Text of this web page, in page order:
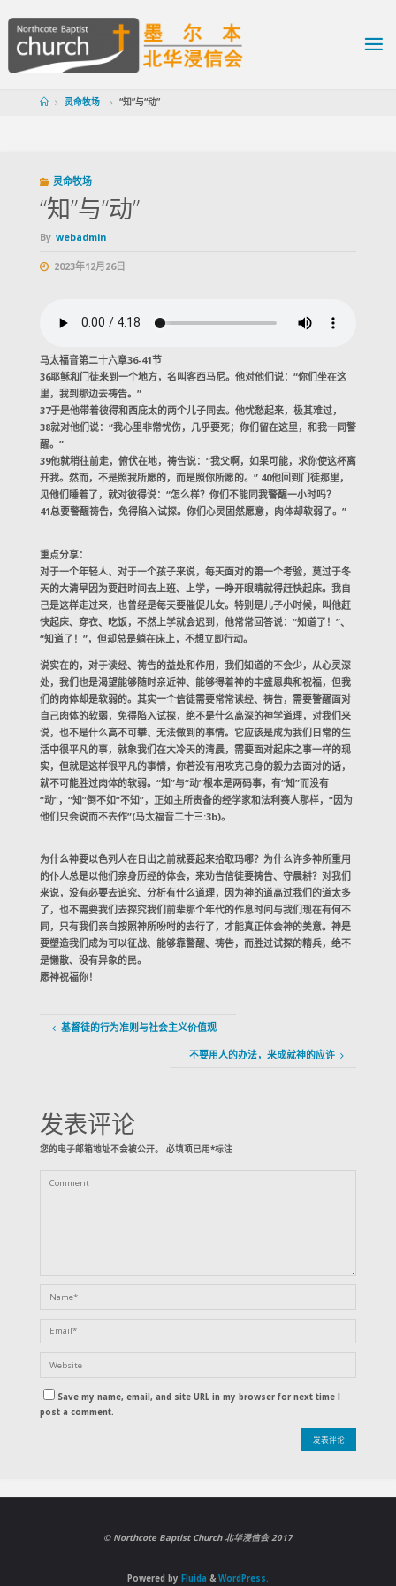
灵命牧场 “知”与“动”
灵命牧场
“知”与“动”
By webadmin
2023年12月26日
马太福音第二十六章36-41节
36耶稣和门徒来到一个地方，名叫客西马尼。他对他们说：“你们坐在这
里，我到那边去祷告。”
37于是他带着彼得和西庇太的两个儿子同去。他忧愁起来，极其难过，
38就对他们说：“我心里非常忧伤，几乎要死；你们留在这里，和我一同警
醒。”
39他就稍往前走，俯伏在地，祷告说：“我父啊，如果可能，求你使这杯离
开我。然而，不是照我所愿的，而是照你所愿的。” 40他回到门徒那里，
见他们睡着了，就对彼得说：“怎么样？你们不能同我警醒一小时吗？
41总要警醒祷告，免得陷入试探。你们心灵固然愿意，肉体却软弱了。”
重点分享：
对于一个年轻人、对于一个孩子来说，每天面对的第一个考验，莫过于冬
天的大清早因为要赶时间去上班、上学，一睁开眼睛就得赶快起床。我自
己是这样走过来，也曾经是每天要催促儿女。特别是儿子小时候，叫他赶
快起床、穿衣、吃饭，不然上学就会迟到，他常常回答说：“知道了！”、
“知道了！”，但却总是躺在床上，不想立即行动。
说实在的，对于读经、祷告的益处和作用，我们知道的不会少，从心灵深
处，我们也是渴望能够随时亲近神、能够得着神的丰盛恩典和祝福，但我
们的肉体却是软弱的。其实一个信徒需要常常读经、祷告，需要警醒面对
自己肉体的软弱，免得陷入试探，绝不是什么高深的神学道理，对我们来
说，也不是什么高不可攀、无法做到的事情。它应该是成为我们日常的生
活中很平凡的事，就象我们在大冷天的清晨，需要面对起床之事一样的现
实，但就是这样很平凡的事情，你若没有用攻克己身的毅力去面对的话，
就不可能胜过肉体的软弱。“知”与“动”根本是两码事，有“知”而没有
“动”，“知”倒不如“不知”，正如主所责备的经学家和法利赛人那样，“因为
他们只会说而不去作”(马太福音二十三:3b)。
为什么神要以色列人在日出之前就要起来拾取玛哪？为什么许多神所重用
的仆人总是以他们亲身历经的体会，来劝告信徒要祷告、守晨耕？对我们
来说，没有必要去追究、分析有什么道理，因为神的道高过我们的道太多
了，也不需要我们去探究我们前辈那个年代的作息时间与我们现在有何不
同，只有我们亲自按照神所吩咐的去行了，才能真正体会神的美意。神是
要塑造我们成为可以征战、能够靠警醒、祷告，而胜过试探的精兵，绝不
是懒散、没有异象的民。
愿神祝福你！
基督徒的行为准则与社会主义价值观
不要用人的办法，来成就神的应许
发表评论
您的电子邮箱地址不会被公开。 必填项已用*标注
Save my name, email, and site URL in my browser for next time I
post a comment.
©️ Northcote Baptist Church 北华浸信会 2017
Powered by Fluida & WordPress.